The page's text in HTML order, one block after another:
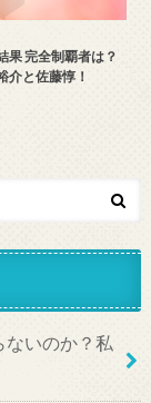
果 完全制覇者は？
介と佐藤惇！
ないのか？私